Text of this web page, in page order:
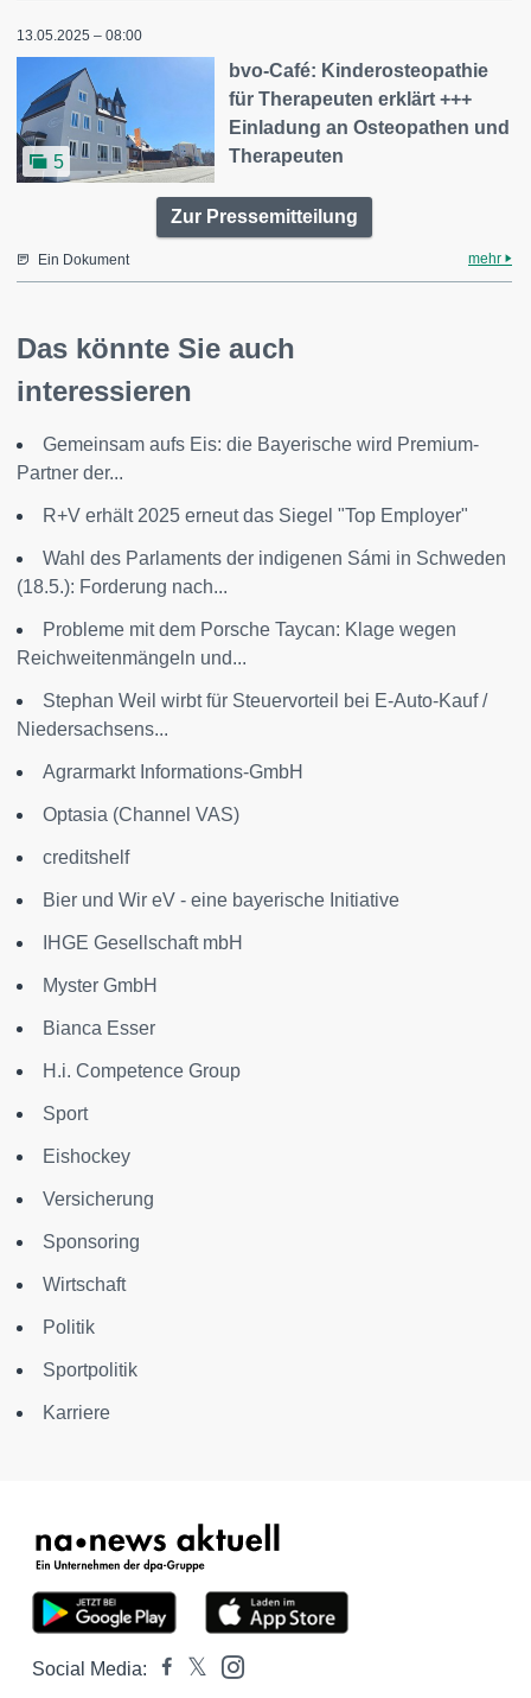
13.05.2025 – 08:00
5
bvo-Café: Kinderosteopathie
für Therapeuten erklärt +++
Einladung an Osteopathen und
Therapeuten
Zur Pressemitteilung
Ein Dokument mehr
Das könnte Sie auch
interessieren
Gemeinsam aufs Eis: die Bayerische wird Premium-
Partner der...
R+V erhält 2025 erneut das Siegel "Top Employer"
Wahl des Parlaments der indigenen Sámi in Schweden
(18.5.): Forderung nach...
Probleme mit dem Porsche Taycan: Klage wegen
Reichweitenmängeln und...
Stephan Weil wirbt für Steuervorteil bei E-Auto-Kauf /
Niedersachsens...
Agrarmarkt Informations-GmbH
Optasia (Channel VAS)
creditshelf
Bier und Wir eV - eine bayerische Initiative
IHGE Gesellschaft mbH
Myster GmbH
Bianca Esser
H.i. Competence Group
Sport
Eishockey
Versicherung
Sponsoring
Wirtschaft
Politik
Sportpolitik
Karriere
Social Media: